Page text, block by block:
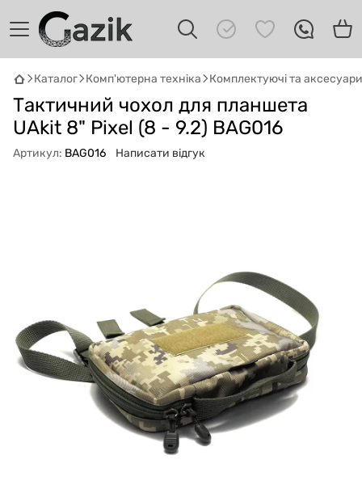
Каталог Комп'ютерна техніка Комплектуючі та аксесуари
Тактичний чохол для планшета
UAkit 8" Pixel (8 - 9.2) BAG016
Артикул: BAG016 Написати відгук
Онлайн · пошук техніки
Привіт! 👋 Я Gazik AI — допоможу